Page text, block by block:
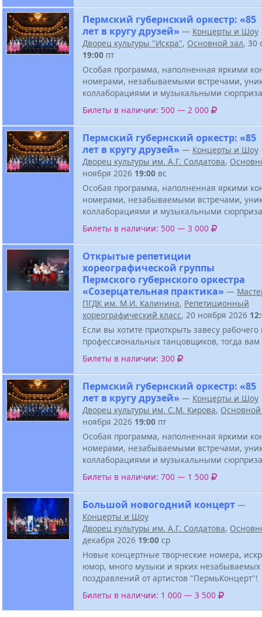
Пермский губернский оркестр: «85
лет в кругу друзей» — Концерты и Шоу
Дворец культуры "Искра", Основной зал, 30
19:00 пт
Особая программа, наполненная яркими
номерами, незабываемыми встречами,
коллаборациями и музыкальными
Билеты в наличии: 500 — 2 000
Пермский губернский оркестр: «85
лет в кругу друзей» — Концерты и Шоу
Дворец культуры им. А.Г. Солдатова,
ноября 2026 19:00 вс
Особая программа, наполненная яркими
номерами, незабываемыми встречами,
коллаборациями и музыкальными
Билеты в наличии: 500 — 3 000
Открытые репетиции
хореографической группы
Пермского губернского оркестра
«Созерцательная практика» —
ПГДК им. М.И. Калинина, Репетиционный
хореографический класс, 20 ноября 2026
Если вы хотите приоткрыть завесу рабочего
профессиональных танцовщиков, тогда
Билеты в наличии: 300
Пермский губернский оркестр: «85
лет в кругу друзей» — Концерты и Шоу
Дворец культуры им. С.М. Кирова, Основной
ноября 2026 19:00 пт
Особая программа, наполненная яркими
номерами, незабываемыми встречами,
коллаборациями и музыкальными
Билеты в наличии: 700 — 1 500
Большой новогодний концерт —
Концерты и Шоу
Дворец культуры им. А.Г. Солдатова,
декабря 2026 19:00 ср
Новые концертные творческие номера,
юмор, много музыки и ярких незабываемых
поздравлений от артистов "ПермьКонцерт"!
Билеты в наличии: 1 000 — 3 500